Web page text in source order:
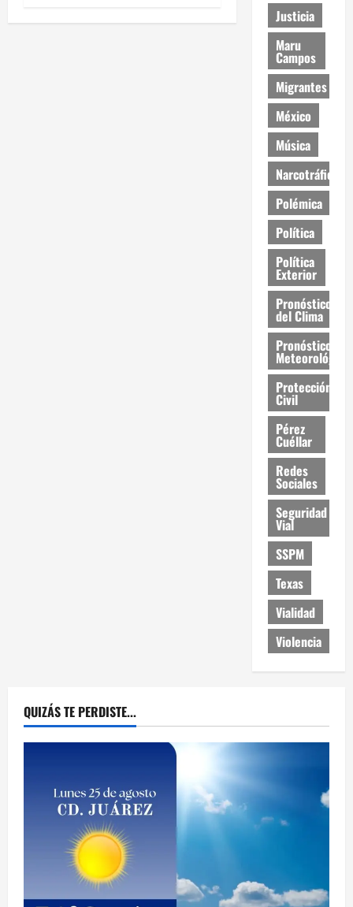
Justicia
Maru
Campos
Migrantes
México
Música
Narcotráfico
Polémica
Política
Política
Exterior
Pronóstico
del Clima
Pronóstico
Meteorológico
Protección
Civil
Pérez
Cuéllar
Redes
Sociales
Seguridad
Vial
SSPM
Texas
Vialidad
Violencia
QUIZÁS TE PERDISTE...